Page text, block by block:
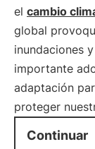
el cambio
global
inundaciones
importante
adaptación
proteger
Continuar